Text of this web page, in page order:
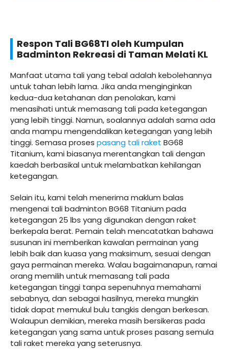
Respon Tali BG68TI oleh Kumpulan
Badminton Rekreasi di Taman Melati KL
Manfaat utama tali yang tebal adalah kebolehannya
untuk tahan lebih lama. Jika anda menginginkan
kedua-dua ketahanan dan penolakan, kami
menasihati untuk memasang tali pada ketegangan
yang lebih tinggi. Namun, soalannya adalah sama ada
anda mampu mengendalikan ketegangan yang lebih
tinggi. Semasa proses pasang tali raket BG68
Titanium, kami biasanya merentangkan tali dengan
kaedah berbasikal untuk melambatkan kehilangan
ketegangan.
Selain itu, kami telah menerima maklum balas
mengenai tali badminton BG68 Titanium pada
ketegangan 25 lbs yang digunakan dengan raket
berkepala berat. Pemain telah mencatatkan bahawa
susunan ini memberikan kawalan permainan yang
lebih baik dan kuasa yang maksimum, sesuai dengan
gaya permainan mereka. Walau bagaimanapun, ramai
orang memilih untuk memasang tali pada
ketegangan tinggi tanpa sepenuhnya memahami
sebabnya, dan sebagai hasilnya, mereka mungkin
tidak dapat memukul bulu tangkis dengan berkesan.
Walaupun demikian, mereka masih bersikeras pada
ketegangan yang sama untuk proses pasang semula
tali raket mereka yang seterusnya.